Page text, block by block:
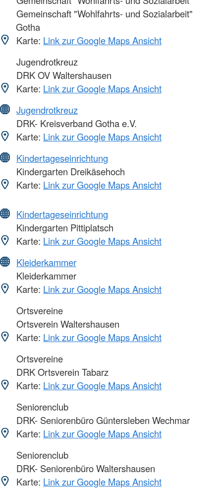
Gemeinschaft "Wohlfahrts- und Sozialarbeit"
Gotha
Karte: Link zur Google Maps Ansicht
Jugendrotkreuz
DRK OV Waltershausen
Karte: Link zur Google Maps Ansicht
Jugendrotkreuz
DRK- Kreisverband Gotha e.V.
Karte: Link zur Google Maps Ansicht
Kindertageseinrichtung
Kindergarten Dreikäsehoch
Karte: Link zur Google Maps Ansicht
Kindertageseinrichtung
Kindergarten Pittiplatsch
Karte: Link zur Google Maps Ansicht
Kleiderkammer
Kleiderkammer
Karte: Link zur Google Maps Ansicht
Ortsvereine
Ortsverein Waltershausen
Karte: Link zur Google Maps Ansicht
Ortsvereine
DRK Ortsverein Tabarz
Karte: Link zur Google Maps Ansicht
Seniorenclub
DRK- Seniorenbüro Güntersleben Wechmar
Karte: Link zur Google Maps Ansicht
Seniorenclub
DRK- Seniorenbüro Waltershausen
Karte: Link zur Google Maps Ansicht